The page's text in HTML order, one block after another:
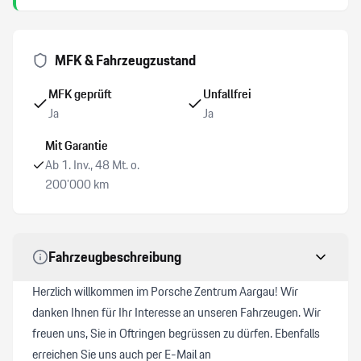
Airbag Fahrer und Beifahrerseite
Ladekabel
MFK & Fahrzeugzustand
MFK geprüft
Ja
Unfallfrei
Ja
Mit Garantie
Ab 1. Inv., 48 Mt. o.
200’000 km
Fahrzeugbeschreibung
Herzlich willkommen im Porsche Zentrum Aargau! Wir
danken Ihnen für Ihr Interesse an unseren Fahrzeugen. Wir
freuen uns, Sie in Oftringen begrüssen zu dürfen. Ebenfalls
erreichen Sie uns auch per E-Mail an